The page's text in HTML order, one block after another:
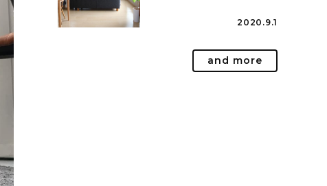
2020.9.1
and more